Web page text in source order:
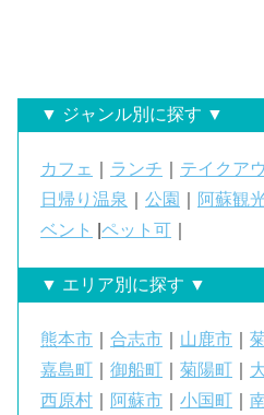
▼ ジャンル別に探す ▼
カフェ ランチ
テイクア
日帰り温泉
公園 阿蘇観
ベント
ペット可
▼ エリア別に探す ▼
熊本市 合志市 山鹿市
嘉島町
御船町 菊陽町
西原村
阿蘇市 小国町